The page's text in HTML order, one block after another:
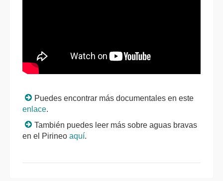
Puedes encontrar más documentales en este
enlace.
También puedes leer más sobre aguas bravas
en el Pirineo aquí.